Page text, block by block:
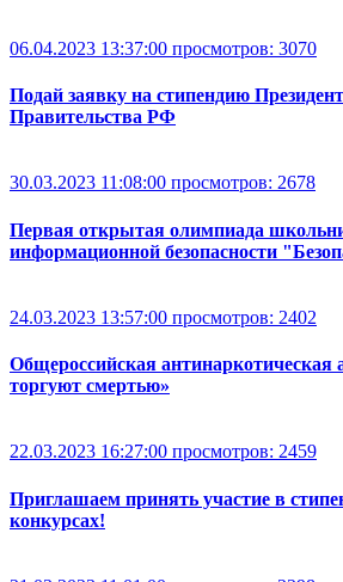
06.04.2023 13:37:00 просмотров: 3070
Подай заявку на стипендию
Правительства РФ
30.03.2023 11:08:00 просмотров: 2678
Первая открытая олимпиада
информационной безопасности
24.03.2023 13:57:00 просмотров: 2402
Общероссийская антинаркотическая
торгуют смертью»
22.03.2023 16:27:00 просмотров: 2459
Приглашаем принять участие в
конкурсах!